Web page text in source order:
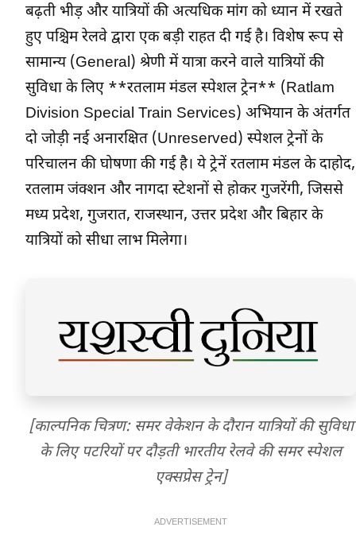
बढ़ती भीड़ और यात्रियों की अत्यधिक मांग को ध्यान में रखते
हुए पश्चिम रेलवे द्वारा एक बड़ी राहत दी गई है। विशेष रूप से
सामान्य (General) श्रेणी में यात्रा करने वाले यात्रियों की
सुविधा के लिए **रतलाम मंडल स्पेशल ट्रेन** (Ratlam
Division Special Train Services) अभियान के अंतर्गत
दो जोड़ी नई अनारक्षित (Unreserved) स्पेशल ट्रेनों के
परिचालन की घोषणा की गई है। ये ट्रेनें रतलाम मंडल के दाहोद,
रतलाम जंक्शन और नागदा स्टेशनों से होकर गुजरेंगी, जिससे
मध्य प्रदेश, गुजरात, राजस्थान, उत्तर प्रदेश और बिहार के
यात्रियों को सीधा लाभ मिलेगा।
[काल्पनिक चित्रण: समर वेकेशन के दौरान यात्रियों की सुविधा
के लिए पटरियों पर दौड़ती भारतीय रेलवे की समर स्पेशल
एक्सप्रेस ट्रेन]
ADVERTISEMENT